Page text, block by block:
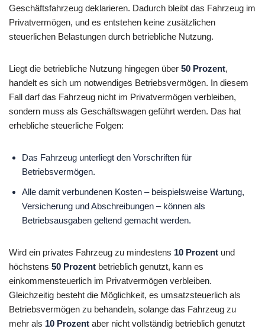
Geschäftsfahrzeug deklarieren. Dadurch bleibt das Fahrzeug im
Privatvermögen, und es entstehen keine zusätzlichen
steuerlichen Belastungen durch betriebliche Nutzung.
Liegt die betriebliche Nutzung hingegen über 50 Prozent,
handelt es sich um notwendiges Betriebsvermögen. In diesem
Fall darf das Fahrzeug nicht im Privatvermögen verbleiben,
sondern muss als Geschäftswagen geführt werden. Das hat
erhebliche steuerliche Folgen:
Das Fahrzeug unterliegt den Vorschriften für
Betriebsvermögen.
Alle damit verbundenen Kosten – beispielsweise Wartung,
Versicherung und Abschreibungen – können als
Betriebsausgaben geltend gemacht werden.
Wird ein privates Fahrzeug zu mindestens 10 Prozent und
höchstens 50 Prozent betrieblich genutzt, kann es
einkommensteuerlich im Privatvermögen verbleiben.
Gleichzeitig besteht die Möglichkeit, es umsatzsteuerlich als
Betriebsvermögen zu behandeln, solange das Fahrzeug zu
mehr als 10 Prozent aber nicht vollständig betrieblich genutzt